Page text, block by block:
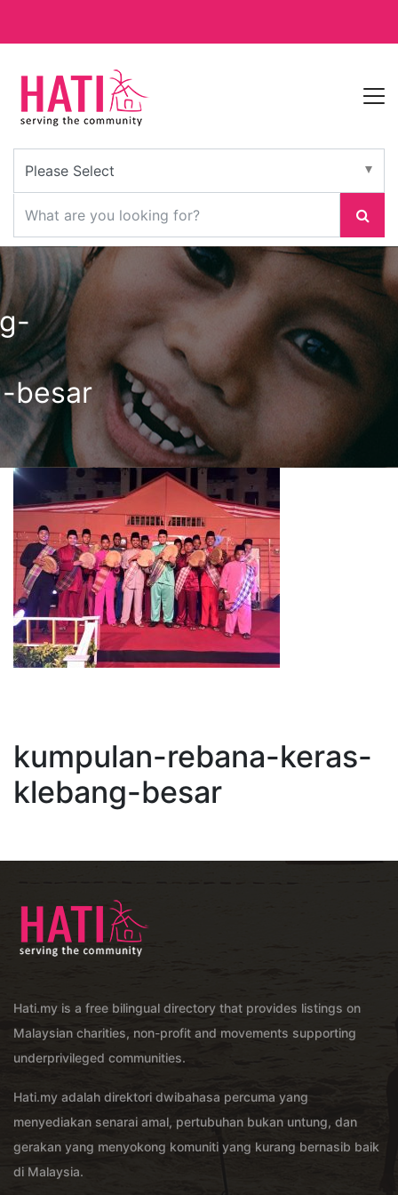
besar
kumpulan-rebana-keras-
klebang-besar
Hati.my is a free bilingual directory that provides listings on
Malaysian charities, non-profit and movements supporting
underprivileged communities.
Hati.my adalah direktori dwibahasa percuma yang
menyediakan senarai amal, pertubuhan bukan untung, dan
gerakan yang menyokong komuniti yang kurang bernasib baik
di Malaysia.